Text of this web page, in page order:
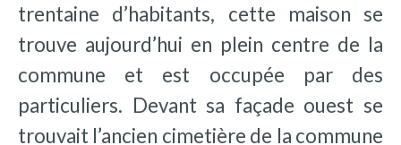
trentaine d’habitants, cette maison se
trouve aujourd’hui en plein centre de la
commune et est occupée par des
particuliers. Devant sa façade ouest se
trouvait l’ancien cimetière de la commune